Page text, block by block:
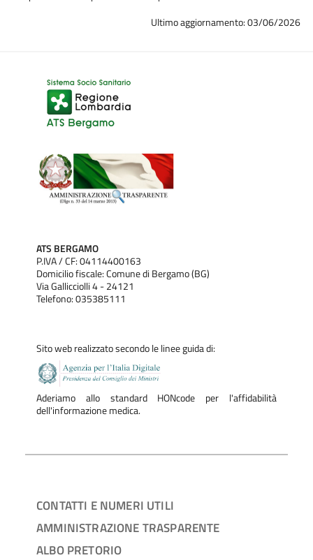
Ultimo aggiornamento: 03/06/2026
ATS BERGAMO
P.IVA / CF: 04114400163
Domicilio fiscale: Comune di Bergamo (BG)
Via Gallicciolli 4 - 24121
Telefono: 035385111
Sito web realizzato secondo le linee guida di:
Aderiamo allo standard HONcode per l'affidabilità
dell'informazione medica.
CONTATTI E NUMERI UTILI
AMMINISTRAZIONE TRASPARENTE
ALBO PRETORIO